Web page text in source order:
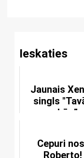
Ieskaties
Jaunais
singls
rokās”
Cepuri
Roberto!